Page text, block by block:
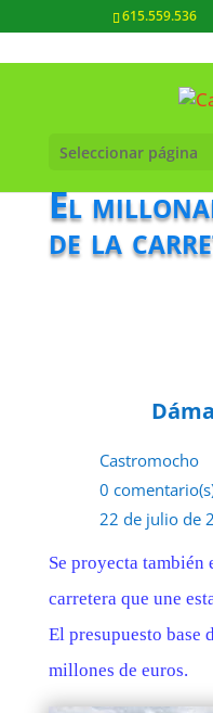
615.559.536
Seleccionar página
El
de la
Castromocho
0
22 de julio de
Se proyecta
carretera que une
El presupuesto base
millones de euros.